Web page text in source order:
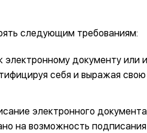
следующим требованиям:
документу или
себя и выражая
электронного
на возможность